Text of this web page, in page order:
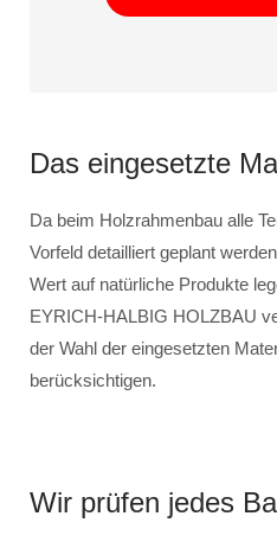
Das eingesetzte
Da beim Holzrahmenbau alle
Vorfeld detailliert geplant
Wert auf natürliche Produkte
EYRICH-HALBIG HOLZBAU
der Wahl der eingesetzten
berücksichtigen.
Wir prüfen jedes